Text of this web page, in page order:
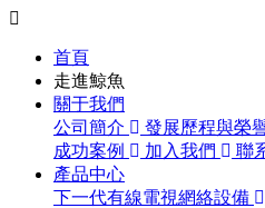
首頁
走進鯨魚
關于我們
公司簡介
發展歷程與榮
成功案例
加入我們
聯
產品中心
下一代有線電視網絡設備